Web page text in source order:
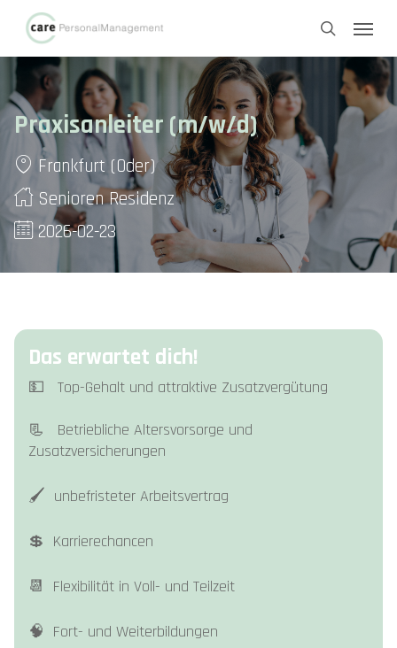
main
content
search
Menu
Praxisanleiter (m/w/d)
Frankfurt (Oder)
Senioren Residenz
2026-02-23
Das erwartet dich!
💵 Top-Gehalt und attraktive Zusatzvergütung
📃 Betriebliche Altersvorsorge und
Zusatzversicherungen
🖌️ unbefristeter Arbeitsvertrag
💲 Karrierechancen
📆 Flexibilität in Voll- und Teilzeit
🧠 Fort- und Weiterbildungen